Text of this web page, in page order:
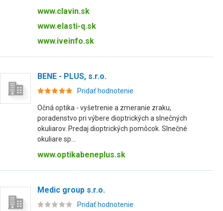
www.clavin.sk
www.elasti-q.sk
www.iveinfo.sk
BENE - PLUS, s.r.o.
Pridať hodnotenie
Očná optika - vyšetrenie a zmeranie zraku,
poradenstvo pri výbere dioptrických a slnečných
okuliarov. Predaj dioptrických pomôcok. Slnečné
okuliare sp...
www.optikabeneplus.sk
Medic group s.r.o.
Pridať hodnotenie